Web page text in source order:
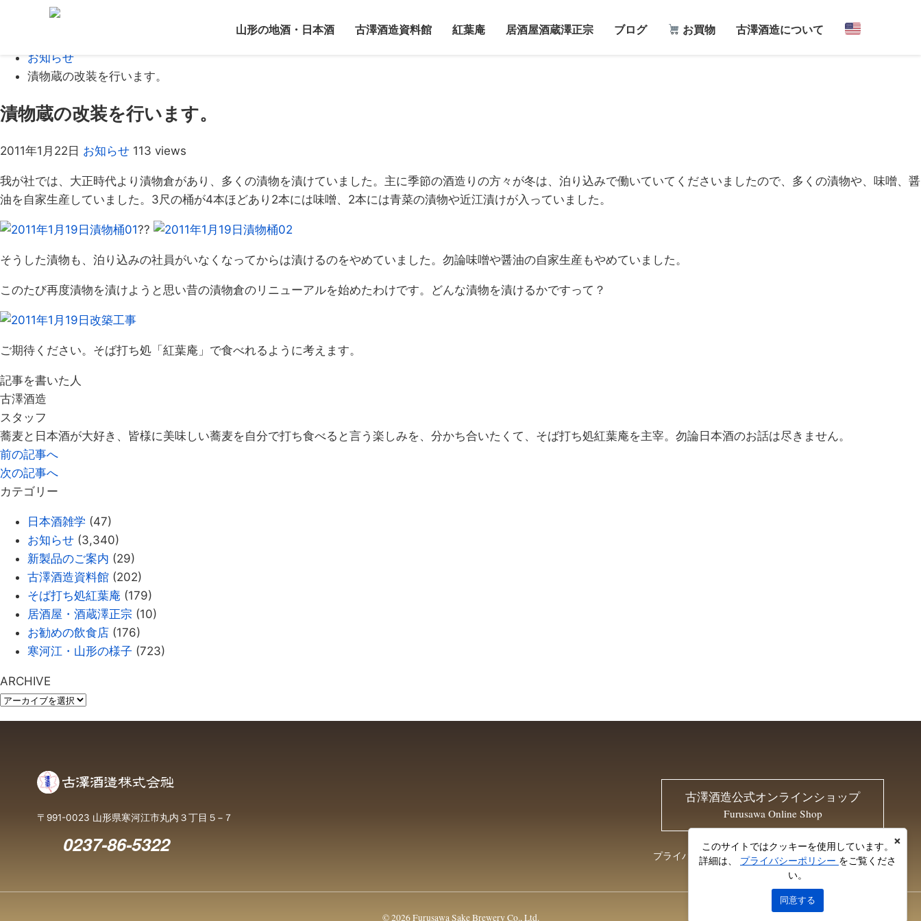
山形の地酒・日本酒 古澤酒造資料館 紅葉庵 居酒屋酒蔵澤正宗 ブログ お買物 古澤酒造について
Home
お知らせ
漬物蔵の改装を行います。
漬物蔵の改装を行います。
2011年1月22日 お知らせ 113 views
我が社では、大正時代より漬物倉があり、多くの漬物を漬けていました。主に季節の酒造りの方々が冬は、泊り込みで働いていてくださいましたので、多くの漬物や、味噌、醤
油を自家生産していました。3尺の桶が4本ほどあり2本には味噌、2本には青菜の漬物や近江漬けが入っていました。
??
そうした漬物も、泊り込みの社員がいなくなってからは漬けるのをやめていました。勿論味噌や醤油の自家生産もやめていました。
このたび再度漬物を漬けようと思い昔の漬物倉のリニューアルを始めたわけです。どんな漬物を漬けるかですって？
ご期待ください。そば打ち処「紅葉庵」で食べれるように考えます。
記事を書いた人
古澤酒造
スタッフ
蕎麦と日本酒が大好き、皆様に美味しい蕎麦を自分で打ち食べると言う楽しみを、分かち合いたくて、そば打ち処紅葉庵を主宰。勿論日本酒のお話は尽きません。
前の記事へ
次の記事へ
カテゴリー
日本酒雑学 (47)
お知らせ (3,340)
新製品のご案内 (29)
古澤酒造資料館 (202)
そば打ち処紅葉庵 (179)
居酒屋・酒蔵澤正宗 (10)
お勧めの飲食店 (176)
寒河江・山形の様子 (723)
ARCHIVE
〒991-0023 山形県寒河江市丸内３丁目５−７
0237-86-5322
古澤酒造公式オンラインショップ
Furusawa Online Shop
プライバシーポリシー お問い合わせ
© 2026 Furusawa Sake Brewery Co., Ltd.
このサイトではクッキーを使用しています。
詳細は、 プライバシーポリシー をご覧くださ
い。
同意する
×